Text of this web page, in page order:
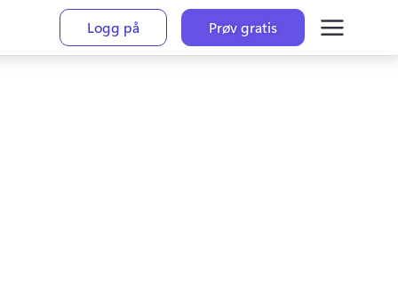
Logg på Prøv gratis